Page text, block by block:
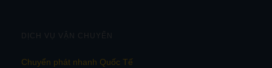
DỊCH VỤ VẬN CHUYỂN
Chuyển phát nhanh Quốc Tế